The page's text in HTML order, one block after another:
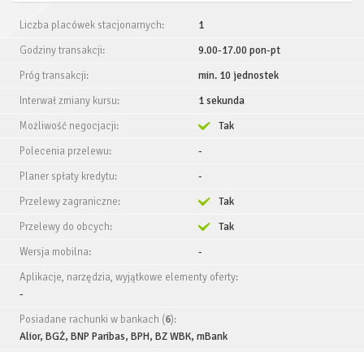
Liczba placówek stacjonarnych:
1
Godziny transakcji:
9.00-17.00 pon-pt
Próg transakcji:
min. 10 jednostek
Interwał zmiany kursu:
1 sekunda
Możliwość negocjacji:
Tak
Polecenia przelewu:
-
Planer spłaty kredytu:
-
Przelewy zagraniczne:
Tak
Przelewy do obcych:
Tak
Wersja mobilna:
-
Aplikacje, narzędzia, wyjątkowe elementy oferty:
-
Posiadane rachunki w bankach (6):
Alior, BGŻ, BNP Paribas, BPH, BZ WBK, mBank